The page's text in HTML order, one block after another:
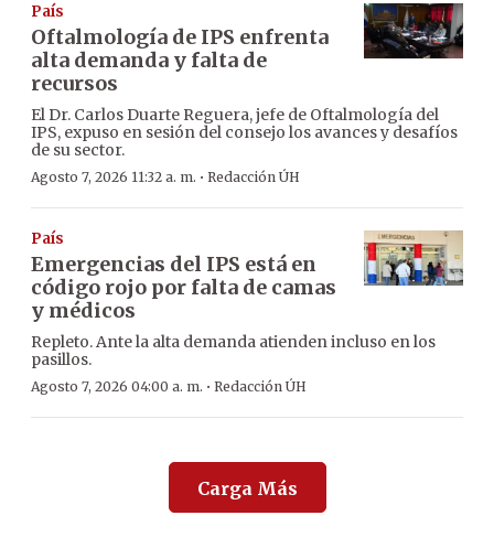
País
Oftalmología de IPS enfrenta
alta demanda y falta de
recursos
El Dr. Carlos Duarte Reguera, jefe de Oftalmología del
IPS, expuso en sesión del consejo los avances y desafíos
de su sector.
Agosto 7, 2026 11:32 a. m. · Redacción ÚH
País
Emergencias del IPS está en
código rojo por falta de camas
y médicos
Repleto. Ante la alta demanda atienden incluso en los
pasillos.
Agosto 7, 2026 04:00 a. m. · Redacción ÚH
Carga Más